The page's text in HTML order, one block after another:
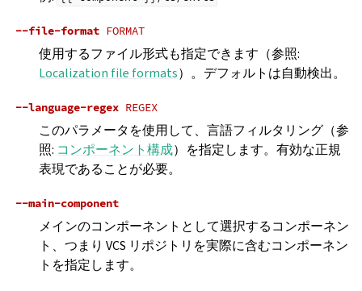
--file-format FORMAT
使用するファイル形式も指定できます（参照:
Localization file formats）。デフォルトは自動検出。
--language-regex REGEX
このパラメータを使用して、言語フィルタリング（参
照: コンポーネント構成）を指定します。有効な正規
表現であることが必要。
--main-component
メインのコンポーネントとして選択するコンポーネン
ト、つまり VCS リポジトリを実際に含むコンポーネン
トを指定します。